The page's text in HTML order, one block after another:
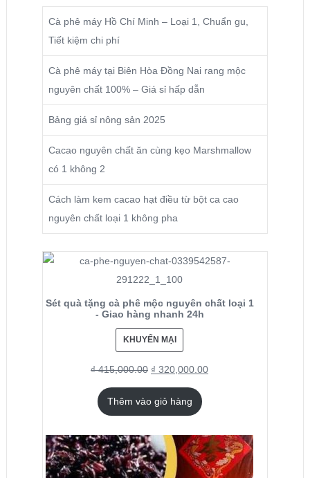
Cà phê máy Hồ Chí Minh – Loại 1, Chuẩn gu,
Tiết kiệm chi phí
Cà phê máy tại Biên Hòa Đồng Nai rang mộc
nguyên chất 100% – Giá sỉ hấp dẫn
Bảng giá sỉ nông sản 2025
Cacao nguyên chất ăn cùng kẹo Marshmallow
có 1 không 2
Cách làm kem cacao hạt điều từ bột ca cao
nguyên chất loại 1 không pha
Sét quà tặng cà phê mộc nguyên chất loại 1
- Giao hàng nhanh 24h
KHUYẾN MẠI
₫415,000.00 ₫ 320,000.00
Thêm vào giỏ hàng